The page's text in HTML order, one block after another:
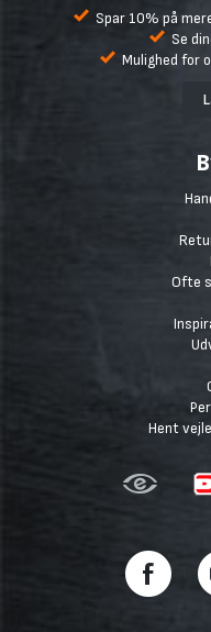
Spar 10% på
Se
Mulighed for
Ofte
Hent